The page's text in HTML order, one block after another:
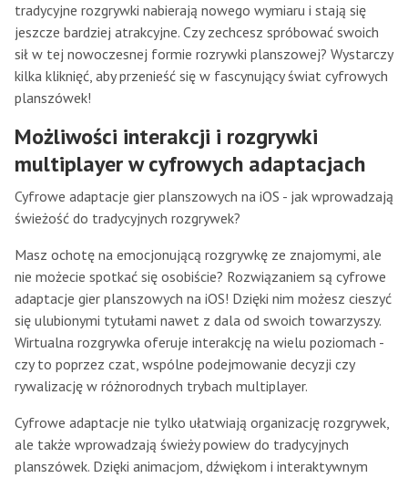
tradycyjne rozgrywki nabierają nowego wymiaru i stają się
jeszcze bardziej atrakcyjne. Czy zechcesz spróbować swoich
sił w tej nowoczesnej formie rozrywki planszowej? Wystarczy
kilka kliknięć, aby przenieść się w fascynujący świat cyfrowych
planszówek!
Możliwości interakcji i rozgrywki
multiplayer w cyfrowych adaptacjach
Cyfrowe adaptacje gier planszowych na iOS - jak wprowadzają
świeżość do tradycyjnych rozgrywek?
Masz ochotę na emocjonującą rozgrywkę ze znajomymi, ale
nie możecie spotkać się osobiście? Rozwiązaniem są cyfrowe
adaptacje gier planszowych na iOS! Dzięki nim możesz cieszyć
się ulubionymi tytułami nawet z dala od swoich towarzyszy.
Wirtualna rozgrywka oferuje interakcję na wielu poziomach -
czy to poprzez czat, wspólne podejmowanie decyzji czy
rywalizację w różnorodnych trybach multiplayer.
Cyfrowe adaptacje nie tylko ułatwiają organizację rozgrywek,
ale także wprowadzają świeży powiew do tradycyjnych
planszówek. Dzięki animacjom, dźwiękom i interaktywnym